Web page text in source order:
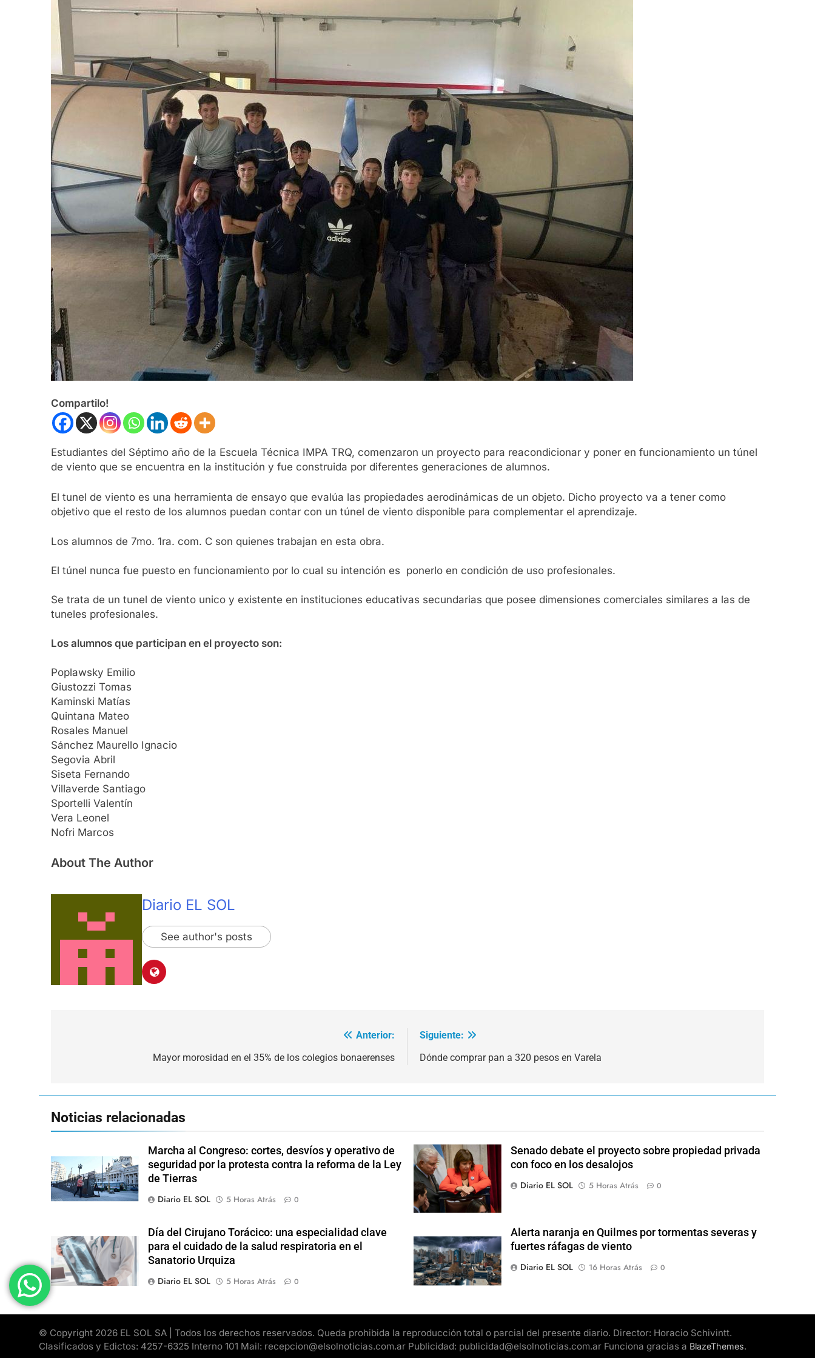
Compartilo!
Estudiantes del Séptimo año de la Escuela Técnica IMPA TRQ, comenzaron un proyecto para reacondicionar y poner en funcionamiento un túnel
de viento que se encuentra en la institución y fue construida por diferentes generaciones de alumnos.
El tunel de viento es una herramienta de ensayo que evalúa las propiedades aerodinámicas de un objeto. Dicho proyecto va a tener como
objetivo que el resto de los alumnos puedan contar con un túnel de viento disponible para complementar el aprendizaje.
Los alumnos de 7mo. 1ra. com. C son quienes trabajan en esta obra.
El túnel nunca fue puesto en funcionamiento por lo cual su intención es ponerlo en condición de uso profesionales.
Se trata de un tunel de viento unico y existente en instituciones educativas secundarias que posee dimensiones comerciales similares a las de
tuneles profesionales.
Los alumnos que participan en el proyecto son:
Poplawsky Emilio
Giustozzi Tomas
Kaminski Matías
Quintana Mateo
Rosales Manuel
Sánchez Maurello Ignacio
Segovia Abril
Siseta Fernando
Villaverde Santiago
Sportelli Valentín
Vera Leonel
Nofri Marcos
About The Author
Diario EL SOL
See author's posts
Anterior:
Mayor morosidad en el 35% de los colegios bonaerenses
Siguiente:
Dónde comprar pan a 320 pesos en Varela
Noticias relacionadas
Marcha al Congreso: cortes, desvíos y operativo de
seguridad por la protesta contra la reforma de la Ley
de Tierras
Diario EL SOL
5 Horas Atrás 0
Senado debate el proyecto sobre propiedad privada
con foco en los desalojos
Diario EL SOL
5 Horas Atrás 0
Día del Cirujano Torácico: una especialidad clave
para el cuidado de la salud respiratoria en el
Sanatorio Urquiza
Diario EL SOL
5 Horas Atrás 0
Alerta naranja en Quilmes por tormentas severas y
fuertes ráfagas de viento
Diario EL SOL
16 Horas Atrás 0
© Copyright 2026 EL SOL SA | Todos los derechos reservados. Queda prohibida la reproducción total o parcial del presente diario. Director: Horacio Schivintt.
Clasificados y Edictos: 4257-6325 Interno 101 Mail: recepcion@elsolnoticias.com.ar Publicidad: publicidad@elsolnoticias.com.ar Funciona gracias a BlazeThemes.